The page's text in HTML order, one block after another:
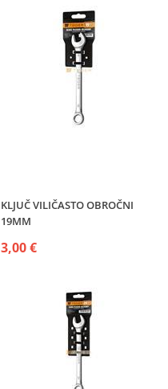
KLJUČ VILIČASTO OBROČNI
19MM
3,00 €